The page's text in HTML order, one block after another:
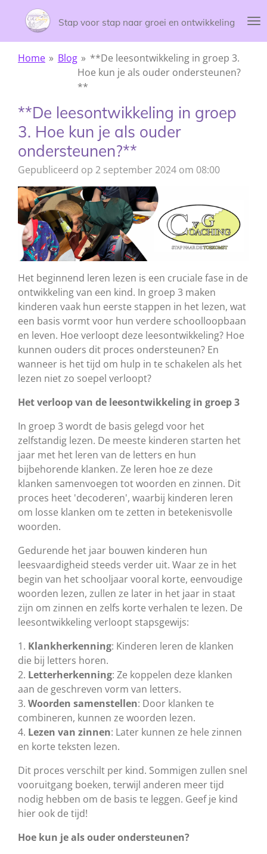
direct
naar
Stap voor stap naar groei en ontwikkeling
Home » Blog » **De leesontwikkeling in groep 3.
Hoe kun je als ouder ondersteunen?
**
**De leesontwikkeling in groep
3. Hoe kun je als ouder
ondersteunen?**
Gepubliceerd op 2 september 2024 om 08:00
Het beginnend leren lezen is een cruciale fase in de
ontwikkeling van een kind. In groep 3 maken
kinderen vaak hun eerste stappen in het lezen, wat
een basis vormt voor hun verdere schoolloopbaan
en leven. Hoe verloopt deze leesontwikkeling? Hoe
kunnen ouders dit proces ondersteunen? En
wanneer is het tijd om hulp in te schakelen als het
lezen niet zo soepel verloopt?
Het verloop van de leesontwikkeling in groep 3
In groep 3 wordt de basis gelegd voor het
zelfstandig lezen. De meeste kinderen starten het
jaar met het leren van de letters en hun
bijbehorende klanken. Ze leren hoe ze deze
klanken samenvoegen tot woorden en zinnen. Dit
proces heet 'decoderen', waarbij kinderen leren
om losse klanken om te zetten in betekenisvolle
woorden.
Gedurende het jaar bouwen kinderen hun
leesvaardigheid steeds verder uit. Waar ze in het
begin van het schooljaar vooral korte, eenvoudige
woorden lezen, zullen ze later in het jaar in staat
zijn om zinnen en zelfs korte verhalen te lezen. De
leesontwikkeling verloopt stapsgewijs:
1. Klankherkenning: Kinderen leren de klanken
die bij letters horen.
2. Letterherkenning: Ze koppelen deze klanken
aan de geschreven vorm van letters.
3. Woorden samenstellen: Door klanken te
combineren, kunnen ze woorden lezen.
4. Lezen van zinnen: Later kunnen ze hele zinnen
en korte teksten lezen.
Dit proces verschilt per kind. Sommigen zullen snel
vooruitgang boeken, terwijl anderen meer tijd
nodig hebben om de basis te leggen. Geef je kind
hier ook de tijd!
Hoe kun je als ouder ondersteunen?